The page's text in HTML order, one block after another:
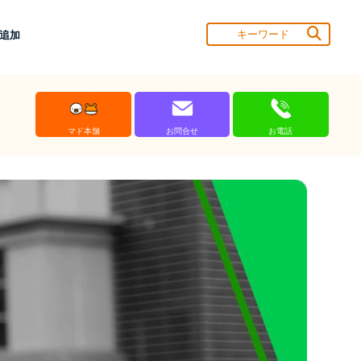
加
マド本舗 お問合せ お電話